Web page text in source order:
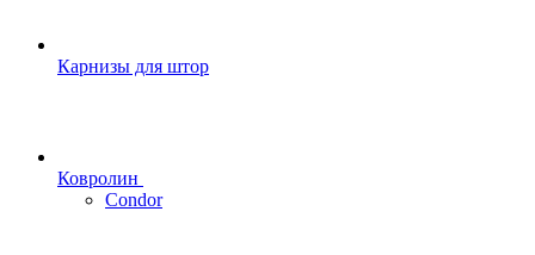
Карнизы для штор
Ковролин
Condor